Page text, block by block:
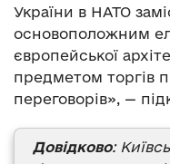
України в НАТО
основоположним
європейської
предметом торгів
переговорів», —
Довідково: